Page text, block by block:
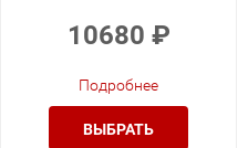
10680 ₽
Подробнее
ВЫБРАТЬ